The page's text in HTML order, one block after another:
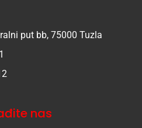
put bb, 75000 Tuzla
nas